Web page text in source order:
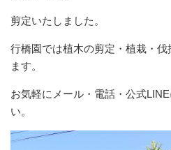
剪定いたしました。
行橋園では植木の剪定・植栽・
ます。
お気軽にメール・電話・公式
い。